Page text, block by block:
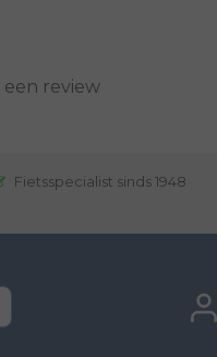
review
Fietsspecialist sinds 1948